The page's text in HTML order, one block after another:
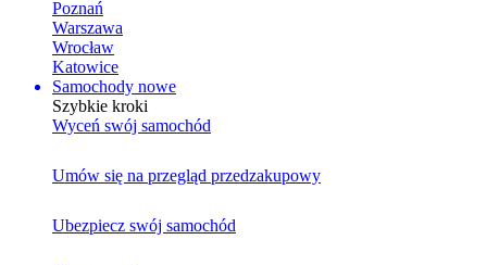
Poznań
Warszawa
Wrocław
Katowice
Samochody nowe
Szybkie kroki
Wyceń swój samochód
Umów się na przegląd przedzakupowy
Ubezpiecz swój samochód